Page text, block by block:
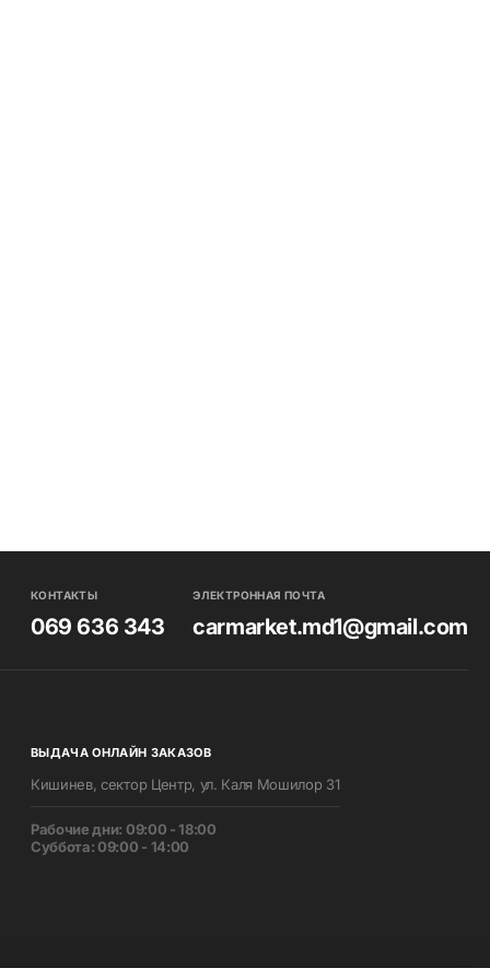
КОНТАКТЫ
069 636 343
ЭЛЕКТРОННАЯ ПОЧТА
carmarket.md1@gmail.com
ВЫДАЧА ОНЛАЙН ЗАКАЗОВ
Кишинев, сектор Центр, ул. Каля Мошилор 31
Pабочие дни: 09:00 - 18:00
Суббота: 09:00 - 14:00